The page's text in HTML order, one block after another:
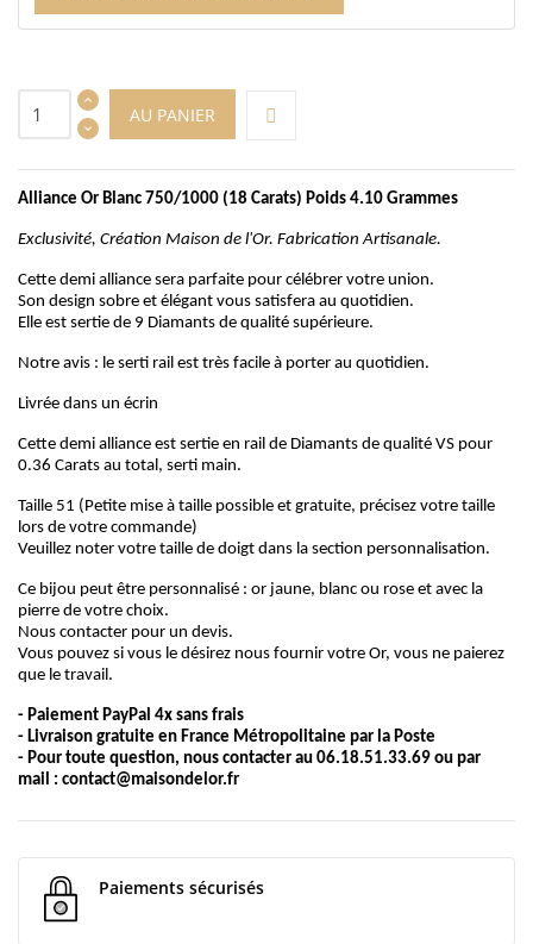
AU PANIER
Alliance Or Blanc 750/1000 (18 Carats) Poids 4.10 Grammes
Exclusivité, Création Maison de l'Or. Fabrication Artisanale.
Cette demi alliance sera parfaite pour célébrer votre union.
Son design sobre et élégant vous satisfera au quotidien.
Elle est sertie de 9 Diamants de qualité supérieure.
Notre avis : le serti rail est très facile à porter au quotidien.
Livrée dans un écrin
Cette demi alliance est sertie en rail de Diamants de qualité VS pour
0.36 Carats au total, serti main.
Taille 51 (Petite mise à taille possible et gratuite, précisez votre taille
lors de votre commande)
Veuillez noter votre taille de doigt dans la section personnalisation.
Ce bijou peut être personnalisé : or jaune, blanc ou rose et avec la
pierre de votre choix.
Nous contacter pour un devis.
Vous pouvez si vous le désirez nous fournir votre Or, vous ne paierez
que le travail.
- Paiement PayPal 4x sans frais
- Livraison gratuite en France Métropolitaine par la Poste
- Pour toute question, nous contacter au 06.18.51.33.69 ou par
mail : contact@maisondelor.fr
Paiements sécurisés